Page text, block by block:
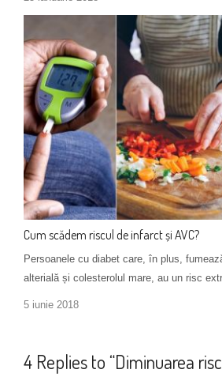
Cum scădem riscul de infarct și AVC?
Persoanele cu diabet care, în plus,
alterială și colesterolul mare, au un risc
5 iunie 2018
4 Replies to “Diminuarea